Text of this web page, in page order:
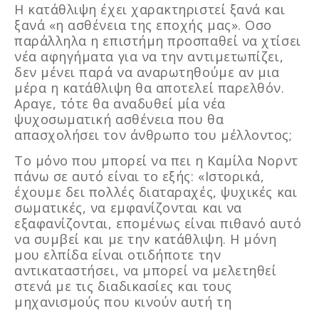
Η κατάθλιψη έχει χαρακτηριστεί ξανά και
ξανά «η ασθένεια της εποχής μας». Οσο
παράλληλα η επιστήμη προσπαθεί να χτίσει
νέα αφηγήματα για να την αντιμετωπίζει,
δεν μένει παρά να αναρωτηθούμε αν μια
μέρα η κατάθλιψη θα αποτελεί παρελθόν.
Αραγε, τότε θα αναδυθεί μία νέα
ψυχοσωματική ασθένεια που θα
απασχολήσει τον άνθρωπο του μέλλοντος;
Το μόνο που μπορεί να πει η Καμίλα Νορντ
πάνω σε αυτό είναι το εξής: «Ιστορικά,
έχουμε δει πολλές διαταραχές, ψυχικές και
σωματικές, να εμφανίζονται και να
εξαφανίζονται, επομένως είναι πιθανό αυτό
να συμβεί και με την κατάθλιψη. Η μόνη
μου ελπίδα είναι οτιδήποτε την
αντικαταστήσει, να μπορεί να μελετηθεί
στενά με τις διαδικασίες και τους
μηχανισμούς που κινούν αυτή τη